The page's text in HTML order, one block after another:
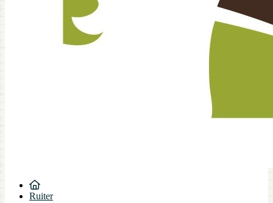
Ruiter